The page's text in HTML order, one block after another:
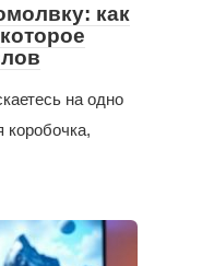
как
на одно